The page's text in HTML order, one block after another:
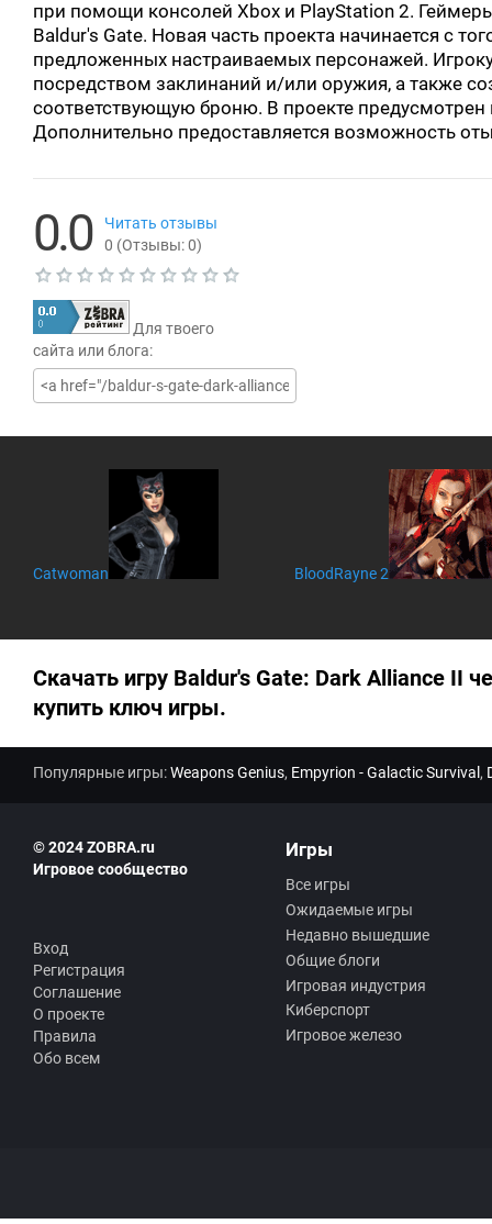
при помощи консолей Xbox и PlayStation 2.
Baldur's Gate. Новая часть проекта начинается с
предложенных настраиваемых персонажей.
посредством заклинаний и/или оружия, а также
соответствующую броню. В проекте
Дополнительно предоставляется возможность
0.0
Читать отзывы
0 (Отзывы:0)
е
к
у
щ
а
я
ц
Для твоего
сайта или блога:
Catwoman BloodRayne 2
Скачать игру Baldur's Gate: Dark Alliance II
купить ключ игры.
Популярные игры:Weapons Genius, Empyrion - Galactic Survival ,
© 2024 ZOBRA.ru
Игровое сообщество
Вход
Регистрация
Соглашение
О проекте
Правила
Обо всем
Игры
Все игры
Ожидаемые игры
Недавно вышедшие
Общие блоги
Игровая индустрия
Киберспорт
Игровое железо